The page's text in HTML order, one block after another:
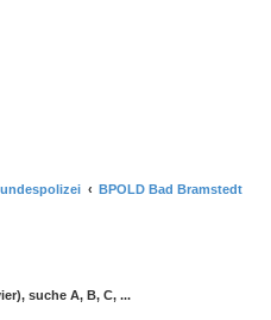
BPOLD Bad Bramstedt
suche A, B, C, ...